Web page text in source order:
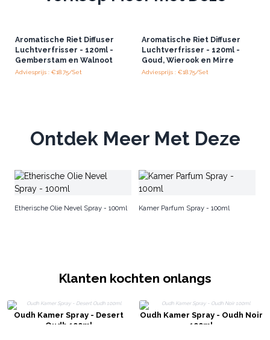
Aromatische Riet Diffuser
Luchtverfrisser - 120ml -
Gemberstam en Walnoot
Adviesprijs : €18.75/Set
Aromatische Riet Diffuser
Luchtverfrisser - 120ml -
Goud, Wierook en Mirre
Adviesprijs : €18.75/Set
Ontdek Meer Met Deze
Etherische Olie Nevel Spray - 100ml Kamer Parfum Spray - 100ml
Klanten kochten onlangs
Oudh Kamer Spray - Desert
Oudh 100ml
Oudh Kamer Spray - Oudh Noir
100ml